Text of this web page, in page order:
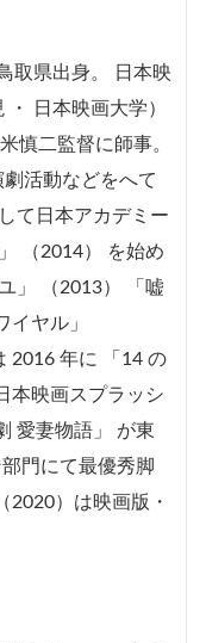
取県出身。 日本映
・ 日本映画大学）
慎二監督に師事。
活動などをへて
て日本アカデミー
（2014） を始め
」 （2013） 「嘘
イヤル」
2016 年に 「14 の
本映画スプラッシ
愛妻物語」 が東
門にて最優秀脚
2020）は映画版・